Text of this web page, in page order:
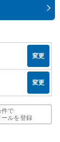
変更
変更
件で
ールを登録